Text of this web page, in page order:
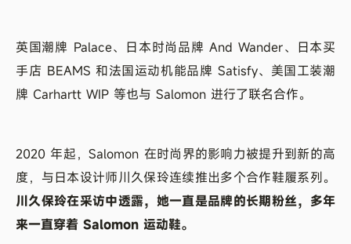
英国潮牌 Palace、日本时尚品牌 And Wander、日本买
手店 BEAMS 和法国运动机能品牌 Satisfy、美国工装潮
牌 Carhartt WIP 等也与 Salomon 进行了联名合作。
2020 年起，Salomon 在时尚界的影响力被提升到新的高
度，与日本设计师川久保玲连续推出多个合作鞋履系列。
川久保玲在采访中透露，她一直是品牌的长期粉丝，多年
来一直穿着 Salomon 运动鞋。